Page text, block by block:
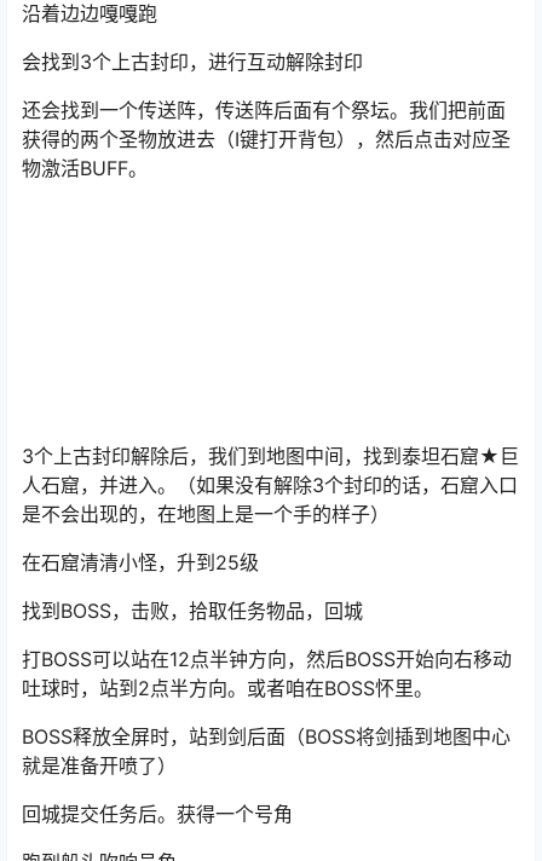
沿着边边嘎嘎跑
会找到3个上古封印，进行互动解除封印
还会找到一个传送阵，传送阵后面有个祭坛。我们把前面
获得的两个圣物放进去（I键打开背包），然后点击对应圣
物激活BUFF。
3个上古封印解除后，我们到地图中间，找到泰坦石窟★巨
人石窟，并进入。（如果没有解除3个封印的话，石窟入口
是不会出现的，在地图上是一个手的样子）
在石窟清清小怪，升到25级
找到BOSS，击败，拾取任务物品，回城
打BOSS可以站在12点半钟方向，然后BOSS开始向右移动
吐球时，站到2点半方向。或者咱在BOSS怀里。
BOSS释放全屏时，站到剑后面（BOSS将剑插到地图中心
就是准备开喷了）
回城提交任务后。获得一个号角
跑到船头吹响号角。